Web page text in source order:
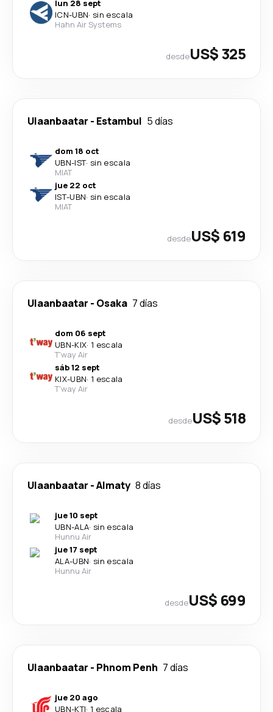
lun 28 sept
ICN-UBN· sin escala
Hahn Air Systems
desdeUS$ 325
Ulaanbaatar - Estambul 5 días
dom 18 oct
UBN-IST· sin escala
MIAT
jue 22 oct
IST-UBN· sin escala
MIAT
desdeUS$ 619
Ulaanbaatar - Osaka 7 días
dom 06 sept
UBN-KIX· 1 escala
T'way Air
sáb 12 sept
KIX-UBN· 1 escala
T'way Air
desdeUS$ 518
Ulaanbaatar -Almaty 8 días
jue 10 sept
UBN-ALA· sin escala
Hunnu Air
jue 17 sept
ALA-UBN· sin escala
Hunnu Air
desdeUS$ 699
Ulaanbaatar - Phnom Penh 7 días
jue 20 ago
UBN-KTI· 1 escala